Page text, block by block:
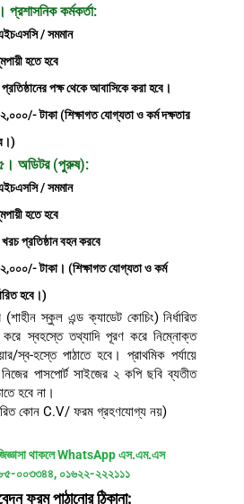
প্রশাসনিক কর্মকর্তা:
/ সমমান
হতে হবে
পক্ষ থেকে আবাসিকে করা হবে।
টাকা (শিক্ষাগত যোগ্যতা ও কর্ম দক্ষতার
অডিটর (পুরুষ):
/ সমমান
হতে হবে
প্রতিষ্ঠান বহন করবে
টাকা। (শিক্ষাগত যোগ্যতা ও কর্ম
হবে।)
(শাহীন স্কুল এন্ড ক্যাডেট কোচিং) নির্ধারিত
স্বহস্তে তথ্যাদি পূরণ করে নিম্নোক্ত
স্ব-হস্তে পাঠাতে হবে। প্রাথমিক পর্যায়ে
পাসপোর্ট সাইজের ২ কপি ছবি ব্যতীত
হবে না।
কোন C.V/ ফরম গ্রহণযোগ্য নয়)
থাকলে WhatsApp এস.এম.এস
০০৩৩৪৪, ০১৬২২-২২২১১১
ফরম পাঠানোর ঠিকানা: